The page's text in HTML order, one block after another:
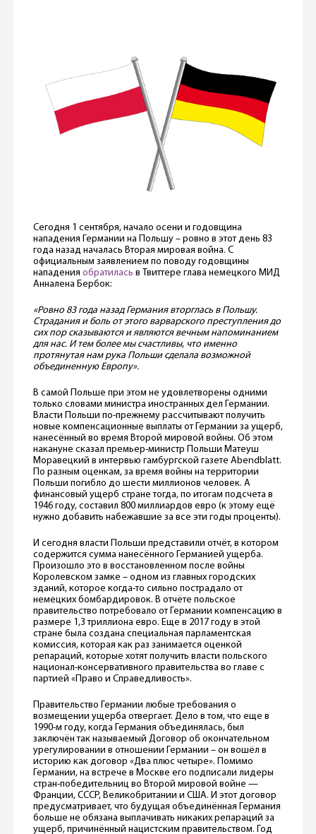
Сегодня 1 сентября, начало осени и годовщина
нападения Германии на Польшу – ровно в этот день 83
года назад началась Вторая мировая война. С
официальным заявлением по поводу годовщины
нападения обратилась в Твиттере глава немецкого МИД
Анналена Бербок:
«Ровно 83 года назад Германия вторглась в Польшу.
Страдания и боль от этого варварского преступления до
сих пор сказываются и являются вечным напоминанием
для нас. И тем более мы счастливы, что именно
протянутая нам рука Польши сделала возможной
объединенную Европу».
В самой Польше при этом не удовлетворены одними
только словами министра иностранных дел Германии.
Власти Польши по-прежнему рассчитывают получить
новые компенсационные выплаты от Германии за ущерб,
нанесённый во время Второй мировой войны. Об этом
накануне сказал премьер-министр Польши Матеуш
Моравецкий в интервью гамбургской газете Abendblatt.
По разным оценкам, за время войны на территории
Польши погибло до шести миллионов человек. А
финансовый ущерб стране тогда, по итогам подсчета в
1946 году, составил 800 миллиардов евро (к этому ещё
нужно добавить набежавшие за все эти годы проценты).
И сегодня власти Польши представили отчёт, в котором
содержится сумма нанесённого Германией ущерба.
Произошло это в восстановленном после войны
Королевском замке – одном из главных городских
зданий, которое когда-то сильно пострадало от
немецких бомбардировок. В отчёте польское
правительство потребовало от Германии компенсацию в
размере 1,3 триллиона евро. Еще в 2017 году в этой
стране была создана специальная парламентская
комиссия, которая как раз занимается оценкой
репараций, которые хотят получить власти польского
национал-консервативного правительства во главе с
партией «Право и Справедливость».
Правительство Германии любые требования о
возмещении ущерба отвергает. Дело в том, что еще в
1990-м году, когда Германия объединялась, был
заключён так называемый Договор об окончательном
урегулировании в отношении Германии – он вошёл в
историю как договор «Два плюс четыре». Помимо
Германии, на встрече в Москве его подписали лидеры
стран-победительниц во Второй мировой войне —
Франции, СССР, Великобритании и США. И этот договор
предусматривает, что будущая объединённая Германия
больше не обязана выплачивать никаких репараций за
ущерб, причинённый нацистским правительством. Год